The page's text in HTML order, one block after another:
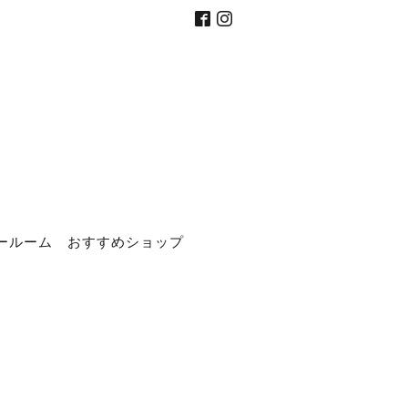
ルーム
おすすめショップ